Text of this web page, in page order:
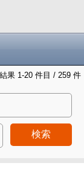
果 1-20 件目 / 259 件
検索